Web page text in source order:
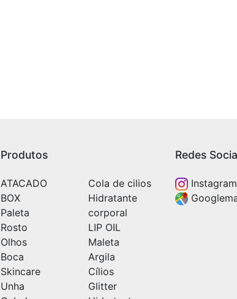
Produtos
ATACADO
BOX
Paleta
Rosto
Olhos
Boca
Skincare
Unha
Cola de cilios
Hidratante
corporal
LIP OIL
Maleta
Argila
Cílios
Glitter
Redes
Instagram